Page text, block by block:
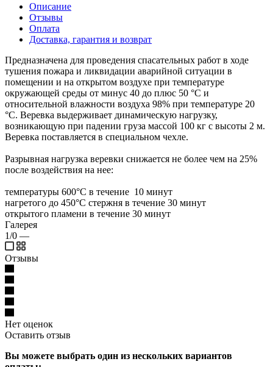
Описание
Отзывы
Оплата
Доставка, гарантия и возврат
Предназначена для проведения спасательных работ в ходе
тушения пожара и ликвидации аварийной ситуации в
помещении и на открытом воздухе при температуре
окружающей среды от минус 40 до плюс 50 °С и
относительной влажности воздуха 98% при температуре 20
°С. Веревка выдерживает динамическую нагрузку,
возникающую при падении груза массой 100 кг с высоты 2 м.
Веревка поставляется в специальном чехле.
Разрывная нагрузка веревки снижается не более чем на 25%
после воздействия на нее:
температуры 600°С в течение 10 минут
нагретого до 450°С стержня в течение 30 минут
открытого пламени в течение 30 минут
Галерея
1/0 —
Отзывы
Нет оценок
Оставить отзыв
Вы можете выбрать один из нескольких вариантов